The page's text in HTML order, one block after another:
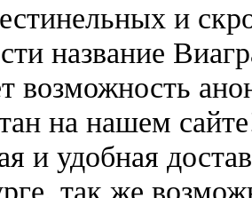
и
название
возможность
на нашем
и удобная